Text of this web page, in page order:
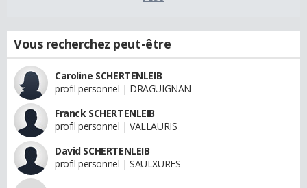
Vous recherchez peut-être
Caroline SCHERTENLEIB
profil personnel | DRAGUIGNAN
Franck SCHERTENLEIB
profil personnel | VALLAURIS
David SCHERTENLEIB
profil personnel | SAULXURES